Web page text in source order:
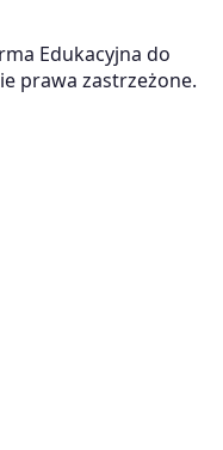
Edukacyjna do
prawa zastrzeżone.